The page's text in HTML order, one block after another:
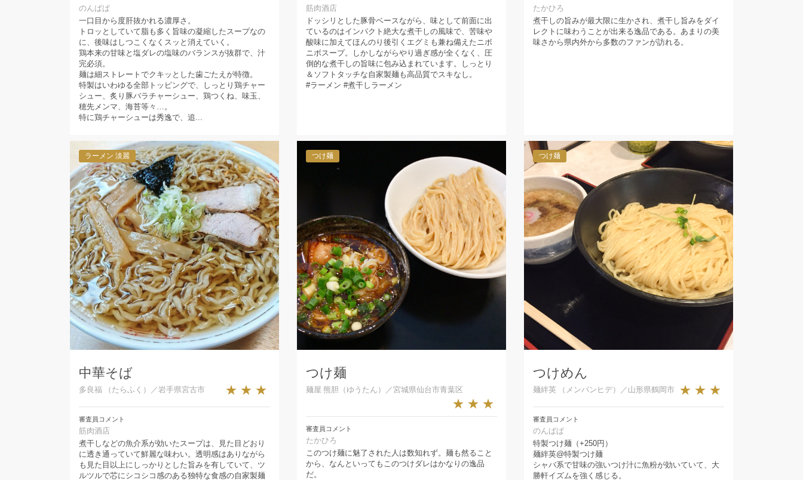
のんぱぱ
一口目から度肝抜かれる濃厚さ。
トロッとしていて脂も多く旨味の凝縮したスープなの
に、後味はしつこくなくスッと消えていく。
鶏本来の甘味と塩ダレの塩味のバランスが抜群で、汁
完必須。
麺は細ストレートでクキッとした歯ごたえが特徴。
特製はいわゆる全部トッピングで、しっとり鶏チャー
シュー、炙り豚バラチャーシュー、鶏つくね、味玉、
穂先メンマ、海苔等々…。
特に鶏チャーシューは秀逸で、追...
筋肉酒店
ドッシリとした豚骨ベースながら、味として前面に出
ているのはインパクト絶大な煮干しの風味で、苦味や
酸味に加えてほんのり後引くエグミも兼ね備えたニボ
ニボスープ。しかしながらやり過ぎ感が全くなく、圧
倒的な煮干しの旨味に包み込まれています。しっとり
＆ソフトタッチな自家製麺も高品質でスキなし。
#ラーメン #煮干しラーメン
たかひろ
煮干しの旨みが最大限に生かされ、煮干し旨みをダイ
レクトに味わうことが出来る逸品である。あまりの美
味さから県内外から多数のファンが訪れる。
ラーメン 淡麗
中華そば
多良福 （たらふく）／岩手県宮古市 ★★★
審査員コメント
筋肉酒店
煮干しなどの魚介系が効いたスープは、見た目どおり
に透き通っていて鮮麗な味わい。透明感はありながら
も見た目以上にしっかりとした旨みを有していて、ツ
ルツルで芯にシコシコ感のある独特な食感の自家製麺
つけ麺
つけ麺
麺屋 熊胆（ゆうたん）／宮城県仙台市青葉区
★★★
審査員コメント
たかひろ
このつけ麺に魅了された人は数知れず。麺も然ること
から、なんといってもこのつけダレはかなりの逸品
だ。
つけ麺
つけめん
麺絆英 （メンバンヒデ）／山形県鶴岡市 ★★★
審査員コメント
のんぱぱ
特製つけ麺（+250円）
麺絆英@特製つけ麺
シャバ系で甘味の強いつけ汁に魚粉が効いていて、大
勝軒イズムを強く感じる。